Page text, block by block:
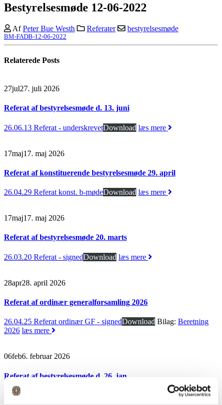
Bestyrelsesmøde 12-06-2022
Af Peter Bue Westh Referater bestyrelsesmøde
BM-FADB-12-06-2022
Relaterede Posts
27jul27. juli 2026
Referat af bestyrelsesmøde d. 13. juni
26.06.13 Referat - underskrevetDownload læs mere
17maj17. maj 2026
Referat af konstituerende bestyrelsesmøde 29. april
26.04.29 Referat konst. b-mødeDownload læs mere
17maj17. maj 2026
Referat af bestyrelsesmøde 20. marts
26.03.20 Referat - signedDownload læs mere
28apr28. april 2026
Referat af ordinær generalforsamling 2026
26.04.25 Referat ordinær GF - signedDownload Bilag: Beretning
2026 læs mere
06feb6. februar 2026
Referat af bestyrelsesmøde d. 26. jan.
26.01.26 Referat - underskrevet